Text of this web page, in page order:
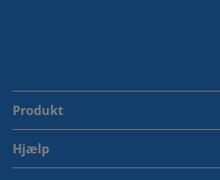
Produkt
Hjælp